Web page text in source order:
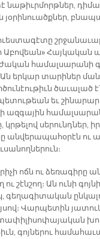
նաթիւրմորթներ,
Աբովեան» Հայկական
համալսարանի
Ան երկար տարիներ
ծաւալած
եւ
կրթելով սերունդներ,
անվերապահօրէն ու
ոճն ու ձեռագիրը
շէնշող։ Ան ունի
գեղագիտական
Վարպետին
գոյներու